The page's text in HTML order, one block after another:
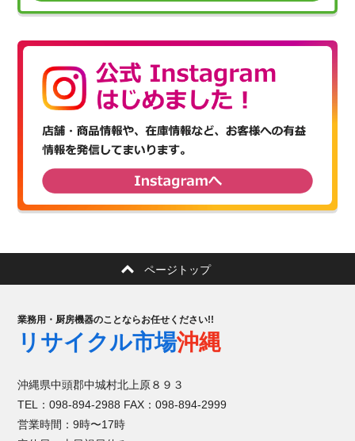
ページトップ
業務用・厨房機器のことならお任せください!!
リサイクル市場沖縄
沖縄県中頭郡中城村北上原８９３
TEL：098-894-2988 FAX：098-894-2999
営業時間：9時〜17時